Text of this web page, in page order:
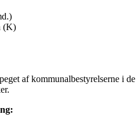
(K)
af kommunalbestyrelserne i de